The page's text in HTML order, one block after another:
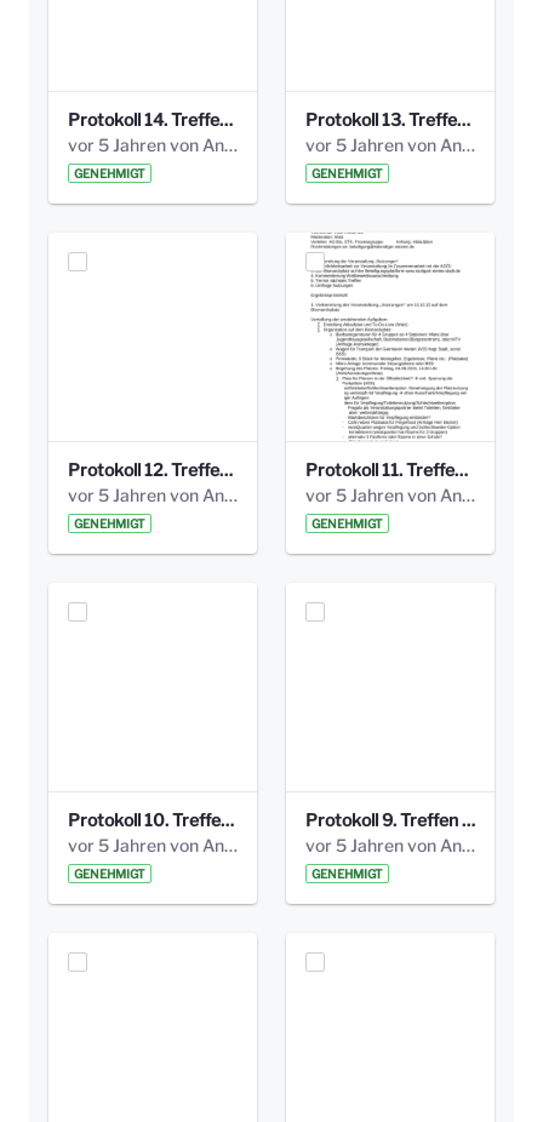
Protokoll 14. Treffen 20160613 AG Bismarckplatz.pdf
vor 5 Jahren von Anni Schlumberger
GENEHMIGT
Protokoll 13. Treffen 20151130 AG Bismarckplatz.pdf
vor 5 Jahren von Anni Schlumberger
GENEHMIGT
Protokoll 12. Treffen 20150921 AG Bismarckplatz.pdf
vor 5 Jahren von Anni Schlumberger
GENEHMIGT
Protokoll 11. Treffen 20150901 AG Bismarckplatz.pdf
vor 5 Jahren von Anni Schlumberger
GENEHMIGT
Protokoll 10. Treffen 20150720 AG Bismarckplatz.pdf
vor 5 Jahren von Anni Schlumberger
GENEHMIGT
Protokoll 9. Treffen 20150528 AG Bismarckplatz.pdf
vor 5 Jahren von Anni Schlumberger
GENEHMIGT